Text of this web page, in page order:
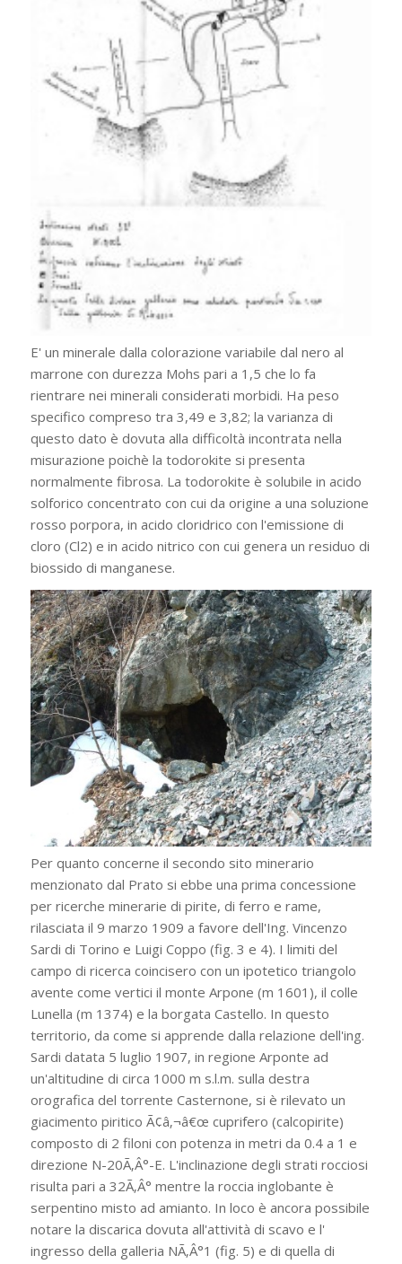
E' un minerale dalla colorazione variabile dal nero al
marrone con durezza Mohs pari a 1,5 che lo fa
rientrare nei minerali considerati morbidi. Ha peso
specifico compreso tra 3,49 e 3,82; la varianza di
questo dato è dovuta alla difficoltà incontrata nella
misurazione poichè la todorokite si presenta
normalmente fibrosa. La todorokite è solubile in acido
solforico concentrato con cui da origine a una soluzione
rosso porpora, in acido cloridrico con l'emissione di
cloro (Cl2) e in acido nitrico con cui genera un residuo di
biossido di manganese.
Per quanto concerne il secondo sito minerario
menzionato dal Prato si ebbe una prima concessione
per ricerche minerarie di pirite, di ferro e rame,
rilasciata il 9 marzo 1909 a favore dell'Ing. Vincenzo
Sardi di Torino e Luigi Coppo (fig. 3 e 4). I limiti del
campo di ricerca coincisero con un ipotetico triangolo
avente come vertici il monte Arpone (m 1601), il colle
Lunella (m 1374) e la borgata Castello. In questo
territorio, da come si apprende dalla relazione dell'ing.
Sardi datata 5 luglio 1907, in regione Arponte ad
un'altitudine di circa 1000 m s.l.m. sulla destra
orografica del torrente Casternone, si è rilevato un
giacimento piritico Ã¢â‚¬â€œ cuprifero (calcopirite)
composto di 2 filoni con potenza in metri da 0.4 a 1 e
direzione N-20Ã‚Â°-E. L'inclinazione degli strati rocciosi
risulta pari a 32Ã‚Â° mentre la roccia inglobante è
serpentino misto ad amianto. In loco è ancora possibile
notare la discarica dovuta all'attività di scavo e l'
ingresso della galleria NÃ‚Â°1 (fig. 5) e di quella di